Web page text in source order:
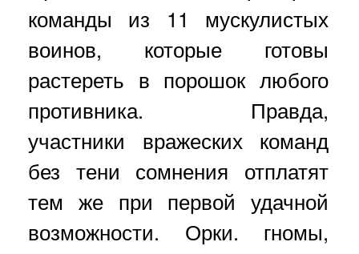
команды из 11 мускулистых
воинов, которые готовы
растереть в порошок любого
противника. Правда,
участники вражеских команд
без тени сомнения отплатят
тем же при первой удачной
возможности. Орки. гномы,